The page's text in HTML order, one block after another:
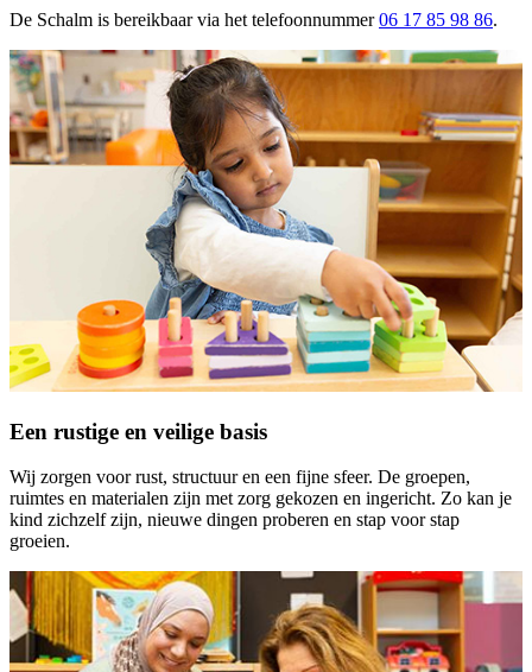
De Schalm is bereikbaar via het telefoonnummer 06 17 85 98 86.
Een rustige en veilige basis
Wij zorgen voor rust, structuur en een fijne sfeer. De groepen,
ruimtes en materialen zijn met zorg gekozen en ingericht. Zo kan je
kind zichzelf zijn, nieuwe dingen proberen en stap voor stap
groeien.